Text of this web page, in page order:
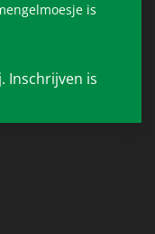
is
Inschrijven is